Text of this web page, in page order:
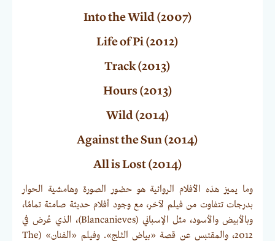
Into the Wild (2007)
Life of Pi (2012)
Track (2013)
Hours (2013)
Wild (2014)
Against the Sun (2014)
All is Lost (2014)
وما يميز هذه الأفلام الروائية هو حضور الصورة وهامشية الحوار
بدرجات تتفاوت من فيلم لآخر، مع وجود أفلام حديثة صامتة تمامًا،
وبالأبيض والأسود، مثل الإسباني (Blancanieves)، الذي عُرض في
2012، والمقتبس عن قصة «بياض الثلج». وفيلم «الفنان» (The